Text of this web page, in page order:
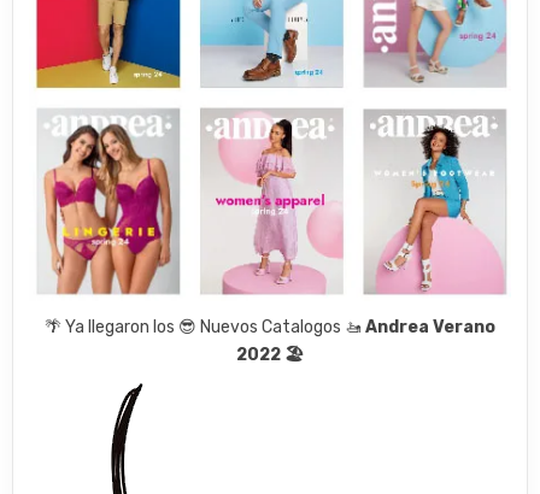
🌴 Ya llegaron los 😎 Nuevos Catalogos 🚤 Andrea Verano
2022 🏖️